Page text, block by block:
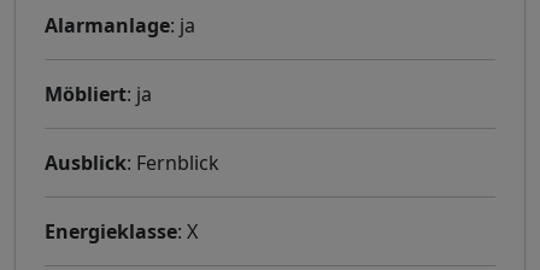
Alarmanlage: ja
Möbliert: ja
Ausblick: Fernblick
Energieklasse: X